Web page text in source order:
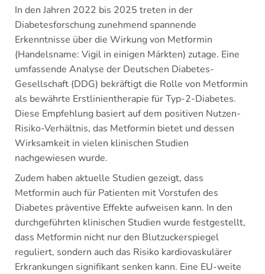
In den Jahren 2022 bis 2025 treten in der
Diabetesforschung zunehmend spannende
Erkenntnisse über die Wirkung von Metformin
(Handelsname: Vigil in einigen Märkten) zutage. Eine
umfassende Analyse der Deutschen Diabetes-
Gesellschaft (DDG) bekräftigt die Rolle von Metformin
als bewährte Erstlinientherapie für Typ-2-Diabetes.
Diese Empfehlung basiert auf dem positiven Nutzen-
Risiko-Verhältnis, das Metformin bietet und dessen
Wirksamkeit in vielen klinischen Studien
nachgewiesen wurde.
Zudem haben aktuelle Studien gezeigt, dass
Metformin auch für Patienten mit Vorstufen des
Diabetes präventive Effekte aufweisen kann. In den
durchgeführten klinischen Studien wurde festgestellt,
dass Metformin nicht nur den Blutzuckerspiegel
reguliert, sondern auch das Risiko kardiovaskulärer
Erkrankungen signifikant senken kann. Eine EU-weite